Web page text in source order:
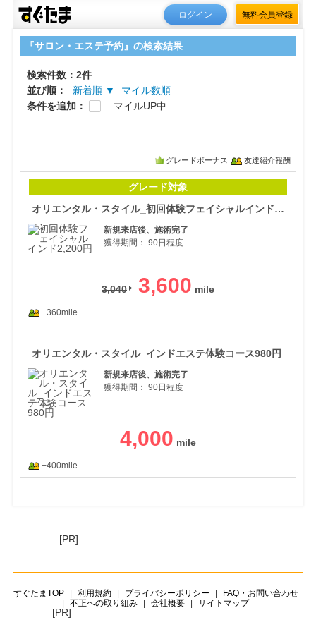
ログイン 無料会員登録
『サロン・エステ予約』の検索結果
検索件数：2件
並び順：
新着順 ▼
マイル数順
条件を追加：
マイルUP中
グレードボーナス 友達紹介報酬
グレード対象
オリエンタル・スタイル_初回体験フェイシャルインド2,200円
新規来店後、施術完了
獲得期間： 90日程度
3,040 3,600
+360mile
オリエンタル・スタイル_インドエステ体験コース980円
新規来店後、施術完了
獲得期間： 90日程度
4,000
+400mile
[PR]
すぐたまTOP 利用規約 プライバシーポリシー
FAQ・お問い合わせ
不正への取り組み
会社概要 サイトマップ
[PR]